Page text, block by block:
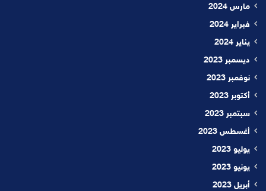
مارس 2024
فبراير 2024
يناير 2024
ديسمبر 2023
نوفمبر 2023
أكتوبر 2023
سبتمبر 2023
أغسطس 2023
يوليو 2023
يونيو 2023
أبريل 2023